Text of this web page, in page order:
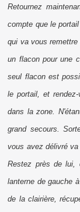
Retournez
compte que le
qui va vous
un flacon pour une
seul flacon est
le portail, et
dans la zone.
grand secours.
vous avez délivré
Restez près de lui,
lanterne de gauche
de la clairière,